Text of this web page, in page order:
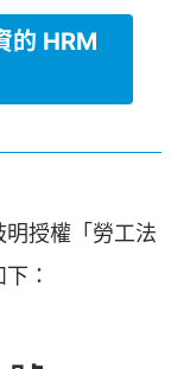
的 HRM
授權「勞工法
：